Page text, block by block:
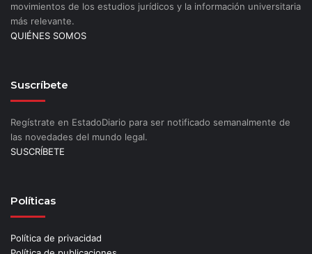
movimientos de los estudios jurídicos y la información universitaria
más relevante.
QUIÉNES SOMOS
Suscríbete
Regístrate en EstadoDiario para ser notificado semanalmente de
las novedades del mundo legal.
SUSCRÍBETE
Políticas
Política de privacidad